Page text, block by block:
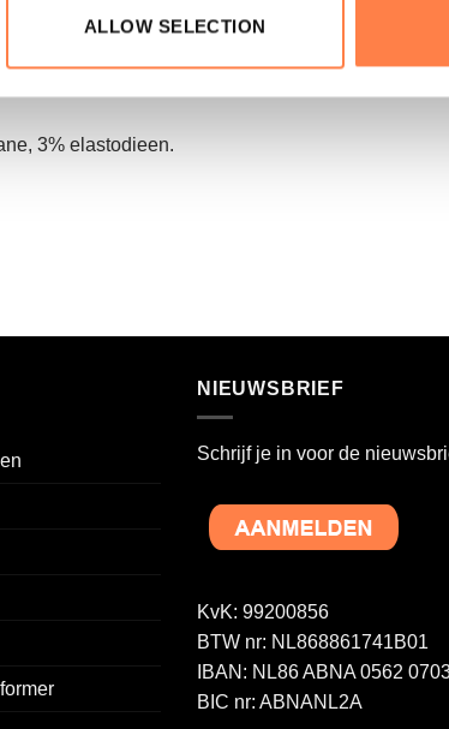
ALLOW SELECTION
3% elastodieen.
NIEUWSBRIEF
Schrijf je in voor de
KvK: 99200856
BTW nr: NL868861741B01
IBAN: NL86 ABNA 0562
BIC nr: ABNANL2A